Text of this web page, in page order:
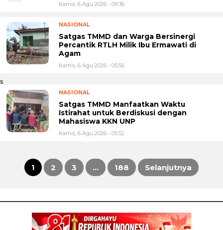
Kamis, 6 Agu 2026 - 09:36
NASIONAL
Satgas TMMD dan Warga Bersinergi
Percantik RTLH Milik Ibu Ermawati di
Agam
Kamis, 6 Agu 2026 - 05:56
s
NASIONAL
Satgas TMMD Manfaatkan Waktu
Istirahat untuk Berdiskusi dengan
Mahasiswa KKN UNP
Kamis, 6 Agu 2026 - 05:52
Paginasi
1 2 3 … 188 Selanjutnya